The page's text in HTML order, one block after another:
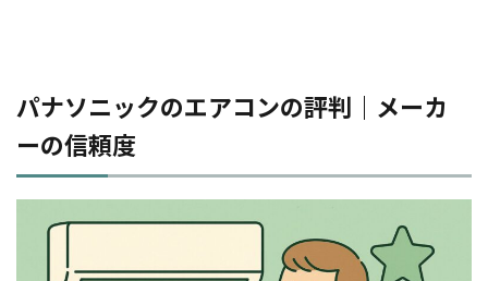
パナソニックのエアコンの評判｜メーカ
ーの信頼度